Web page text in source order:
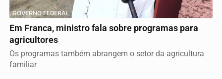
GOVERNO FEDERAL
Em Franca, ministro fala sobre programas para
agricultores
Os programas também abrangem o setor da agricultura
familiar